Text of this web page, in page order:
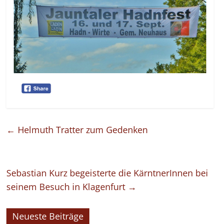
← Helmuth Tratter zum Gedenken
Sebastian Kurz begeisterte die KärntnerInnen bei
seinem Besuch in Klagenfurt →
Neueste Beiträge